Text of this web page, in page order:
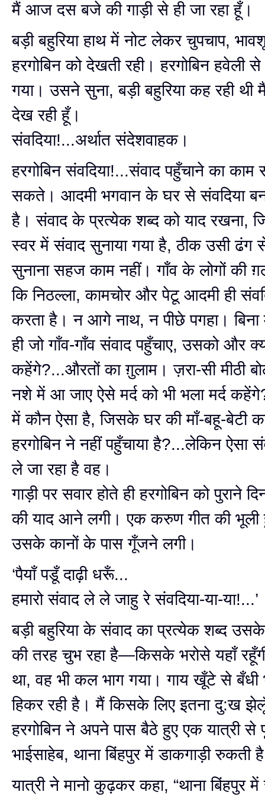
मैं आज दस बजे की गाड़ी से ही जा रहा हूँ।
बड़ी बहुरिया हाथ में नोट लेकर चुपचाप,
हरगोबिन को देखती रही। हरगोबिन हवेली
गया। उसने सुना, बड़ी बहुरिया कह रही थी मैं
देख रही हूँ।
संवदिया!...अर्थात संदेशवाहक।
हरगोबिन संवदिया!...संवाद पहुँचाने का काम
सकते। आदमी भगवान के घर से संवदिया
है। संवाद के प्रत्येक शब्द को याद रखना,
स्वर में संवाद सुनाया गया है, ठीक उसी ढंग
सुनाना सहज काम नहीं। गाँव के लोगों की
कि निठल्ला, कामचोर और पेटू आदमी ही
करता है। न आगे नाथ, न पीछे पगहा। बिना
ही जो गाँव-गाँव संवाद पहुँचाए, उसको और
कहेंगे?...औरतों का ग़ुलाम। ज़रा-सी मीठी
नशे में आ जाए ऐसे मर्द को भी भला मर्द
में कौन ऐसा है, जिसके घर की माँ-बहू-बेटी
हरगोबिन ने नहीं पहुँचाया है?...लेकिन ऐसा
ले जा रहा है वह।
गाड़ी पर सवार होते ही हरगोबिन को पुराने
की याद आने लगी। एक करुण गीत की भूली
उसके कानों के पास गूँजने लगी।
‘पैयाँ पडूँ दाढ़ी धरूँ...
हमारो संवाद ले ले जाहु रे संवदिया-या-या!...’
बड़ी बहुरिया के संवाद का प्रत्येक शब्द
की तरह चुभ रहा है—किसके भरोसे यहाँ
था, वह भी कल भाग गया। गाय खूँटे से बँधी
हिकर रही है। मैं किसके लिए इतना दु:ख
हरगोबिन ने अपने पास बैठे हुए एक यात्री से
भाईसाहेब, थाना बिंहपुर में डाकगाड़ी रुकती
यात्री ने मानो कुढ़कर कहा, “थाना बिंहपुर में